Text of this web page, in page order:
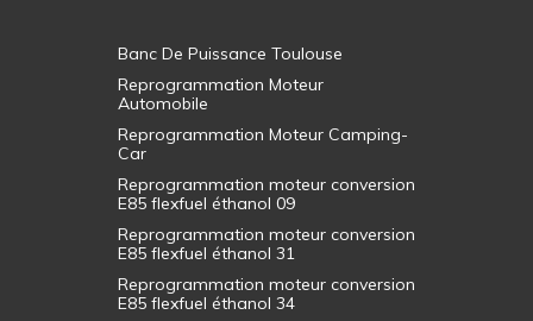
Banc De Puissance Toulouse
Reprogrammation Moteur
Automobile
Reprogrammation Moteur Camping-
Car
Reprogrammation moteur conversion
E85 flexfuel éthanol 09
Reprogrammation moteur conversion
E85 flexfuel éthanol 31
Reprogrammation moteur conversion
E85 flexfuel éthanol 34